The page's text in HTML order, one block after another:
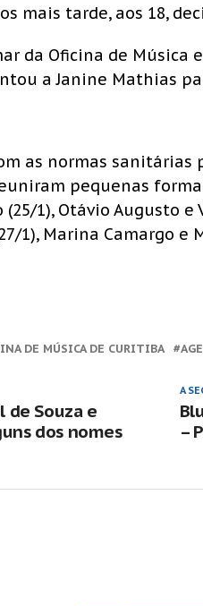
mais tarde, aos 18,
da Oficina de Música
a Janine Mathias
as normas
pequenas
1), Otávio Augusto
1), Marina Camargo e
DE MÚSICA DE CURITIBA
A
–
de Souza e
dos nomes